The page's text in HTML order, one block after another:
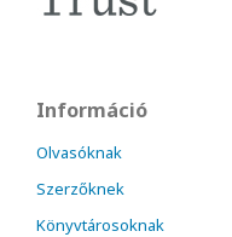
Információ
Olvasóknak
Szerzőknek
Könyvtárosoknak